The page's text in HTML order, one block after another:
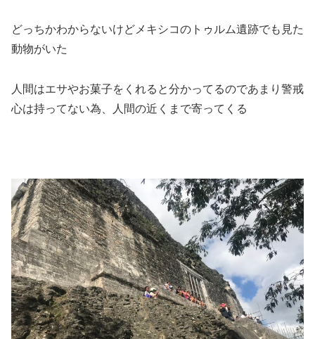
どっちかわからないけどメキシコのトゥルム遺跡でも見た
動物がいた
人間はエサやお菓子をくれると分かってるのであまり警戒
心は持ってない為、人間の近くまで寄ってくる